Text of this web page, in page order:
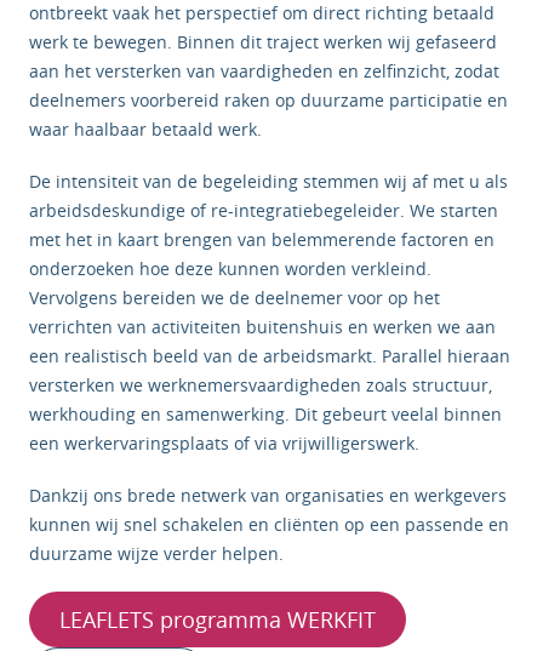
ontbreekt vaak het perspectief om direct richting betaald
werk te bewegen. Binnen dit traject werken wij gefaseerd
aan het versterken van vaardigheden en zelfinzicht, zodat
deelnemers voorbereid raken op duurzame participatie en
waar haalbaar betaald werk.
De intensiteit van de begeleiding stemmen wij af met u als
arbeidsdeskundige of re-integratiebegeleider. We starten
met het in kaart brengen van belemmerende factoren en
onderzoeken hoe deze kunnen worden verkleind.
Vervolgens bereiden we de deelnemer voor op het
verrichten van activiteiten buitenshuis en werken we aan
een realistisch beeld van de arbeidsmarkt. Parallel hieraan
versterken we werknemersvaardigheden zoals structuur,
werkhouding en samenwerking. Dit gebeurt veelal binnen
een werkervaringsplaats of via vrijwilligerswerk.
Dankzij ons brede netwerk van organisaties en werkgevers
kunnen wij snel schakelen en cliënten op een passende en
duurzame wijze verder helpen.
LEAFLETS programma WERKFIT